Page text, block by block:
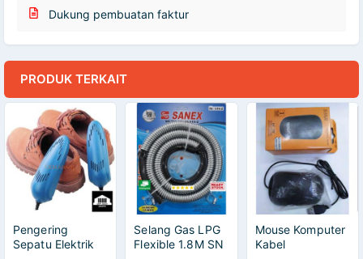
Dukung pembuatan faktur
PRODUK TERKAIT
Pengering
Sepatu Elektrik
Selang Gas LPG
Flexible 1.8M SN
Mouse Komputer
Kabel